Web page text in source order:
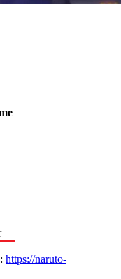
https://naruto-